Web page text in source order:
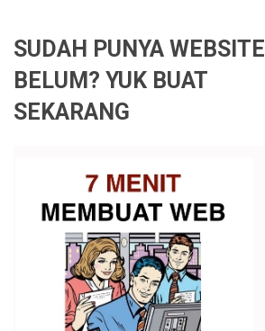
SUDAH PUNYA WEBSITE
BELUM? YUK BUAT
SEKARANG